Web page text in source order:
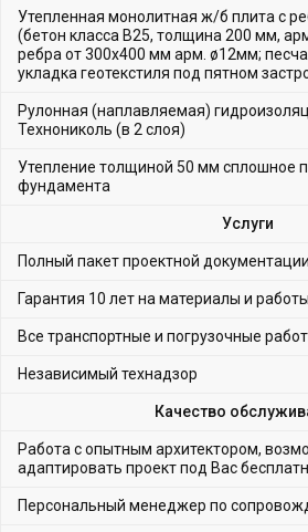
Утепленная монолитная ж/б плита с
(бетон класса В25, толщина 200 мм,
ребра от 300х400 мм арм. ø12мм;
укладка геотекстиля под пятном
Рулонная (наплавляемая)
Технониколь (в 2 слоя)
Утепление толщиной 50 мм сплошное
фундамента
Услуги
Полный пакет проектной
Гарантия 10 лет на материалы и работы
Все транспортные и погрузочные
Независимый технадзор
Качество
Работа с опытным архитектором,
адаптировать проект под Вас
Персональный менеджер по